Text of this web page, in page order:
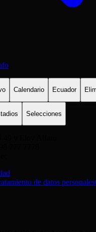
Calendario Ecuador
Selecciones
de datos personales